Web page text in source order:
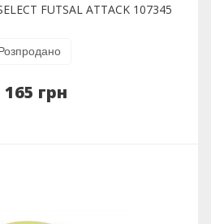
FUTSAL ATTACK 107345
165 грн